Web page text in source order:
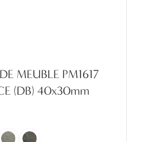
MEUBLE PM1617
(DB) 40x30mm